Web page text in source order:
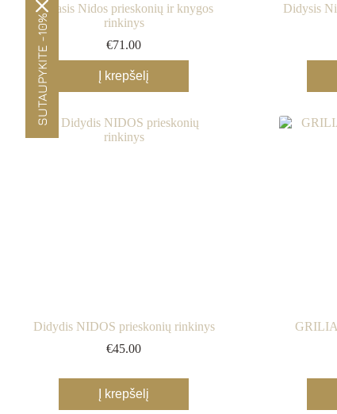
Mažasis Nidos prieskonių ir knygos
rinkinys
€71.00
Į krepšelį
Didysis
Didydis NIDOS prieskonių rinkinys
€45.00
Į krepšelį
SUTAUPYKITE -10%